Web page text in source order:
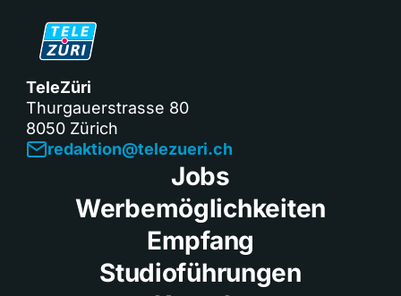
TeleZüri
Thurgauerstrasse 80
8050 Zürich
redaktion@telezueri.ch
Jobs
Werbemöglichkeiten
Empfang
Studioführungen